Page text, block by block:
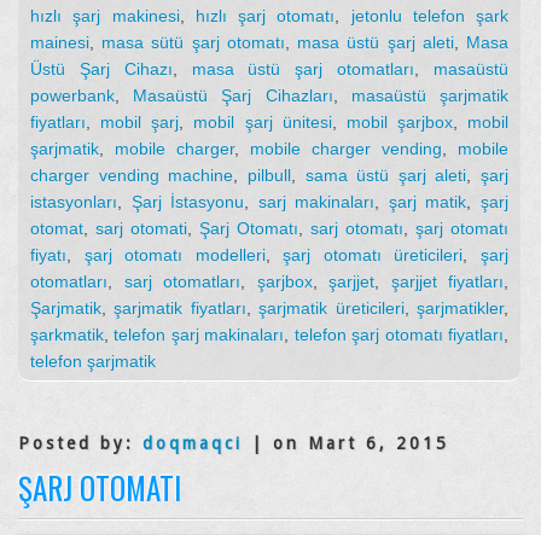
hızlı şarj makinesi, hızlı şarj otomatı
jetonlu telefon şark
mainesi
masa sütü şarj otomatı masa üstü şarj aleti, Masa
Üstü Şarj Cihazı
masa üstü şarj otomatları
masaüstü
powerbank
Masaüstü Şarj Cihazları
masaüstü şarjmatik
fiyatları
mobil şarj mobil şarj ünitesi, mobil şarjbox, mobil
şarjmatik
mobile charger, mobile charger vending
mobile
charger vending machine
pilbull, sama üstü şarj aleti
şarj
istasyonları
Şarj İstasyonu sarj makinaları şarj matik ,şarj
otomat
sarj otomati Şarj Otomatı sarj otomatı
şarj otomatı
fiyatı
şarj otomatı modelleri,şarj otomatı üreticileri ,şarj
otomatları
sarj otomatları şarjbox, şarjjet şarjjet fiyatları
Şarjmatik ,şarjmatik fiyatları ,şarjmatik üreticileri,şarjmatikler,
şarkmatik ,telefon şarj makinaları telefon şarj otomatı fiyatları
telefon şarjmatik
Posted by: doqmaqci | on Mart 6, 2015
ŞARJ OTOMATI